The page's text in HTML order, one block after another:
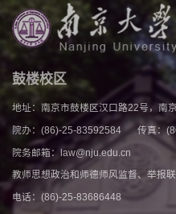
鼓楼校区
地址：南京市鼓楼区汉口路22号，南
院办：(86)-25-83592584 传真：
院务邮箱：law@nju.edu.cn
教师思想政治和师德师风监督、举报
电话：(86)-25-83686448